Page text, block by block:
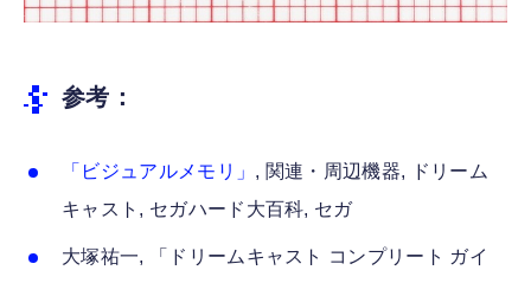
参考：
「ビジュアルメモリ」 , 関連・周辺機器, ドリーム
キャスト, セガハード大百科, セガ
大塚祐一, 「ドリームキャスト コンプリート ガイ